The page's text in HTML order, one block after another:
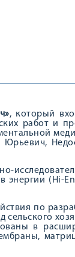
, который
работ и
Юрьевич,
энергии (Hi-
по
в